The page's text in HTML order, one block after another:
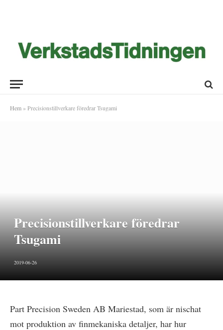
Hem » Precisionstillverkare föredrar Tsugami
Precisionstillverkare föredrar
Tsugami
2019-06-26
Part Precision Sweden AB Mariestad, som är nischat
mot produktion av finmekaniska detaljer, har hur